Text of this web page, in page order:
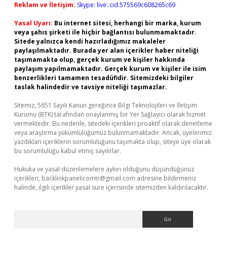
Reklam ve İletişim: Skype: live:.cid.575569c608265c69
Yasal Uyarı: Bu internet sitesi, herhangi bir marka, kurum
veya şahıs şirketi ile hiçbir bağlantısı bulunmamaktadır.
Sitede yalnızca kendi hazırladığımız makaleler
paylaşılmaktadır. Burada yer alan içerikler haber niteliği
taşımamakta olup, gerçek kurum ve kişiler hakkında
paylaşım yapılmamaktadır. Gerçek kurum ve kişiler ile isim
benzerlikleri tamamen tesadüfidir. Sitemizdeki bilgiler
taslak halindedir ve tavsiye niteliği taşımazlar.
Sitemiz, 5651 Sayılı Kanun gereğince Bilgi Teknolojileri ve İletişim
Kurumu (BTK) tarafından onaylanmış bir Yer Sağlayıcı olarak hizmet
vermektedir. Bu nedenle, sitedeki içerikleri proaktif olarak denetleme
veya araştırma yükümlülüğümüz bulunmamaktadır. Ancak, üyelerimiz
yazdıkları içeriklerin sorumluluğunu taşımakta olup, siteye üye olarak
bu sorumluluğu kabul etmiş sayılırlar.
Hukuka ve yasal düzenlemelere aykırı olduğunu düşündüğünüz
içerikleri, backlinkpanelicomtr@gmail.com adresine bildirmeniz
halinde, ilgili içerikler yasal süre içerisinde sitemizden kaldırılacaktır.